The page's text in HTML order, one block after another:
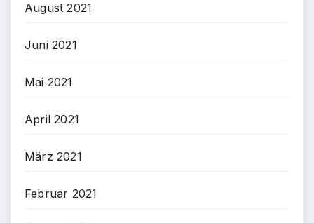
August 2021
Juni 2021
Mai 2021
April 2021
März 2021
Februar 2021